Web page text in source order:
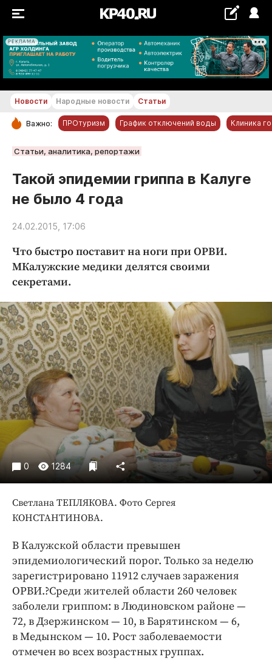
РЕКЛАМА
+24...+25 °С
РУБРИКИ
Обнинск
Новости компаний
Статьи
Народные новости
Авто и транспорт
Благоустройство
Криминал
Недвижимость и ЖКХ
Образование
Общество
Погода
Праздники
Происшествия
Спорт
Экономика и бизнес
ПРОЕКТЫ
Интересное чтиво
Клиника года
Бренд года
Работодатель года
Новости Народные новости Статьи
Важно: ПРОтуризм График отключений воды Клиника
Статьи, аналитика, репортажи
Такой эпидемии гриппа в Калуге
не было 4 года
24.02.2015, 17:06
Что быстро поставит на ноги при ОРВИ.
МКалужские медики делятся своими
секретами.
0 1284
Светлана ТЕПЛЯКОВА. Фото Сергея
КОНСТАНТИНОВА.
В Калужской области превышен
эпидемиологический порог. Только за неделю
зарегистрировано 11912 случаев заражения
ОРВИ.?Среди жителей области 260 человек
заболели гриппом: в Людиновском районе —
72, в Дзержинском — 10, в Барятинском — 6,
в Медынском — 10. Рост заболеваемости
отмечен во всех возрастных группах.